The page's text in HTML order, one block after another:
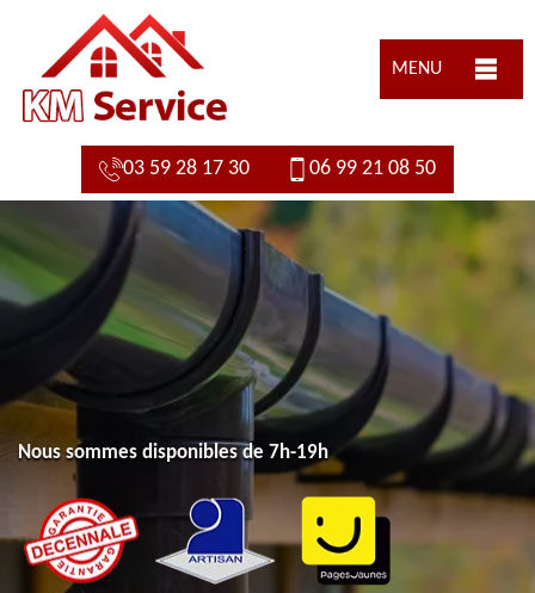
MENU
03 59 28 17 30 06 99 21 08 50
Nous sommes disponibles de 7h-19h